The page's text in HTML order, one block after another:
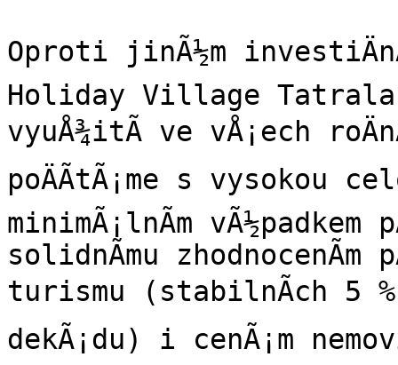
Oproti jinÃ½m
Holiday Village
vyuÅ¾itÃ­ ve vÅ¡ech
poÄÃ­tÃ¡me s vysokou
minimÃ¡lnÃ­m vÃ½padkem
solidnÃ­mu
turismu (stabilnÃ­ch 5 %
dekÃ¡du) i cenÃ¡m